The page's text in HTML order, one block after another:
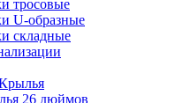
тросовые
U-образные
складные
26 дюймов